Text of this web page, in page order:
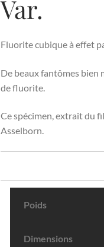
Var.
Fluorite cubique à effet
De beaux fantômes bien
de fluorite.
Ce spécimen, extrait du
Asselborn.
Poids
Dimensions